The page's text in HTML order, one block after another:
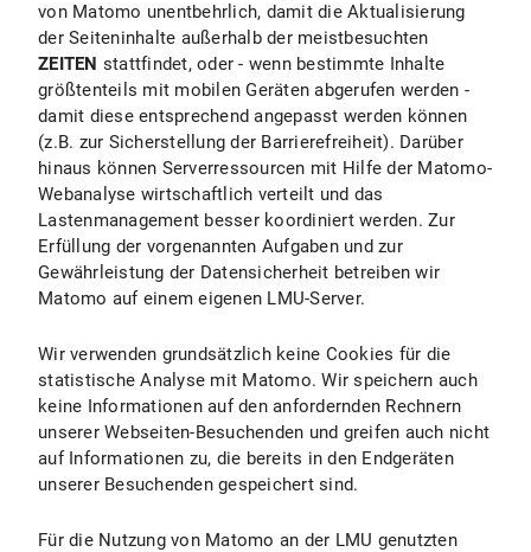
von Matomo unentbehrlich, damit die Aktualisierung
der Seiteninhalte außerhalb der meistbesuchten
ZEITEN stattfindet, oder - wenn bestimmte Inhalte
größtenteils mit mobilen Geräten abgerufen werden -
damit diese entsprechend angepasst werden können
(z.B. zur Sicherstellung der Barrierefreiheit). Darüber
hinaus können Serverressourcen mit Hilfe der Matomo-
Webanalyse wirtschaftlich verteilt und das
Lastenmanagement besser koordiniert werden. Zur
Erfüllung der vorgenannten Aufgaben und zur
Gewährleistung der Datensicherheit betreiben wir
Matomo auf einem eigenen LMU-Server.
Wir verwenden grundsätzlich keine Cookies für die
statistische Analyse mit Matomo. Wir speichern auch
keine Informationen auf den anfordernden Rechnern
unserer Webseiten-Besuchenden und greifen auch nicht
auf Informationen zu, die bereits in den Endgeräten
unserer Besuchenden gespeichert sind.
Für die Nutzung von Matomo an der LMU genutzten